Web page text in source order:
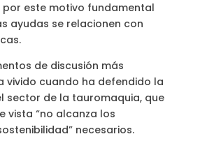
este motivo fundamental
ayudas se relacionen con
de discusión más
vivido cuando ha defendido la
sector de la tauromaquia, que
vista “no alcanza los
necesarios.